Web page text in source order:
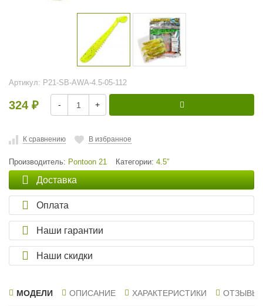
Артикул: P21-SB-AWA-4.5-05-112
324 ₽ - +
К сравнению В избранное
Производитель: Pontoon 21 Категории: 4.5″
Доставка
Оплата
Наши гарантии
Наши скидки
МОДЕЛИ ОПИСАНИЕ ХАРАКТЕРИСТИКИ ОТЗЫВЫ